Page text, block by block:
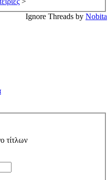
Ignore Threads by Nobita
τίτλων